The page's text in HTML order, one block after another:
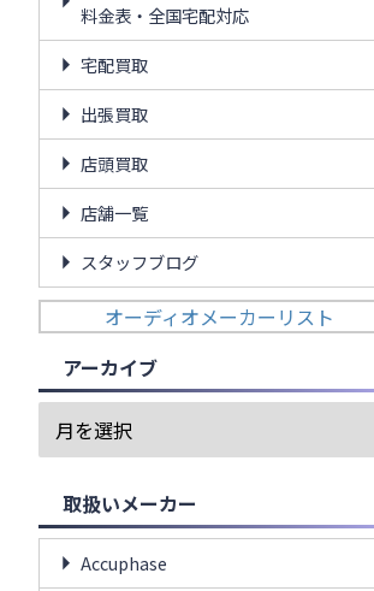
料金表・全国宅配対応
宅配買取
出張買取
店頭買取
店舗一覧
スタッフブログ
オーディオメーカーリスト
アーカイブ
取扱いメーカー
Accuphase